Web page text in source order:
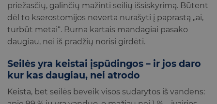
priežasčių, galinčių mažinti seilių išsiskyrimą. Būtent
dėl to kserostomijos neverta nurašyti į paprastą „ai,
turbūt metai“. Burna kartais mandagiai pasako
daugiau, nei iš pradžių norisi girdėti.
Seilės yra keistai įspūdingos – ir jos daro
kur kas daugiau, nei atrodo
Keista, bet seilės beveik visos sudarytos iš vandens: